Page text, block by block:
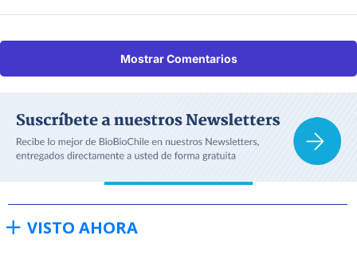
Mostrar Comentarios
VISTO AHORA